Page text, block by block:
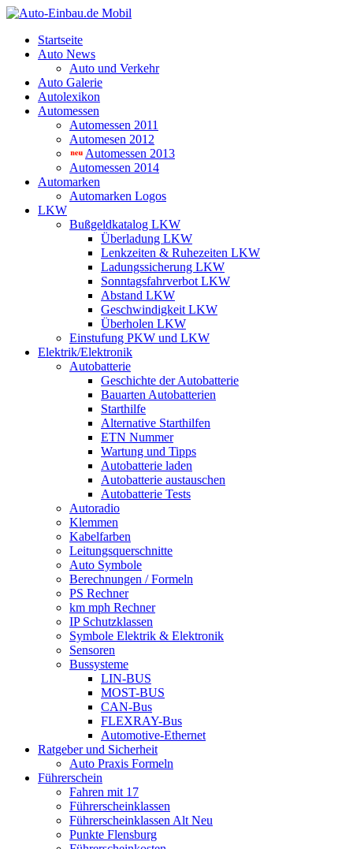
Startseite
Auto News
Auto und Verkehr
Auto Galerie
Autolexikon
Automessen
Automessen 2011
Automesen 2012
Automessen 2013
Automessen 2014
Automarken
Automarken Logos
LKW
Bußgeldkatalog LKW
Überladung LKW
Lenkzeiten & Ruhezeiten LKW
Ladungssicherung LKW
Sonntagsfahrverbot LKW
Abstand LKW
Geschwindigkeit LKW
Überholen LKW
Einstufung PKW und LKW
Elektrik/Elektronik
Autobatterie
Geschichte der Autobatterie
Bauarten Autobatterien
Starthilfe
Alternative Starthilfen
ETN Nummer
Wartung und Tipps
Autobatterie laden
Autobatterie austauschen
Autobatterie Tests
Autoradio
Klemmen
Kabelfarben
Leitungsquerschnitte
Auto Symbole
Berechnungen / Formeln
PS Rechner
km mph Rechner
IP Schutzklassen
Symbole Elektrik & Elektronik
Sensoren
Bussysteme
LIN-BUS
MOST-BUS
CAN-Bus
FLEXRAY-Bus
Automotive-Ethernet
Ratgeber und Sicherheit
Auto Praxis Formeln
Führerschein
Fahren mit 17
Führerscheinklassen
Führerscheinklassen Alt Neu
Punkte Flensburg